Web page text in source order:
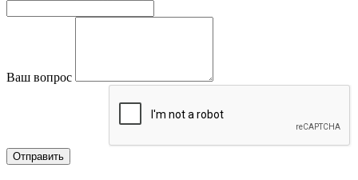
Ваш вопрос
Отправить